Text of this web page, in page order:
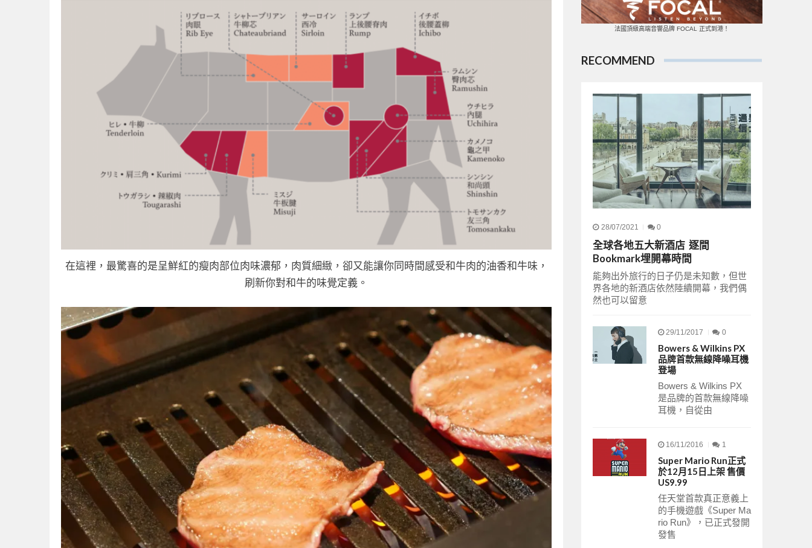
在這裡，最驚喜的是呈鮮紅的瘦肉部位肉味濃郁，肉質細緻，卻又能讓你同時間感受和牛肉的油香和牛味，
刷新你對和牛的味覺定義。
法國頂級高端音響品牌 FOCAL 正式到港！
RECOMMEND
28/07/2021 0
全球各地五大新酒店 逐間
Bookmark埋開幕時間
能夠出外旅行的日子仍是未知數，但世
界各地的新酒店依然陸續開幕，我們偶
然也可以留意
29/11/2017 0
Bowers & Wilkins PX
品牌首款無線降噪耳機
登場
Bowers & Wilkins PX
是品牌的首款無線降噪
耳機，自從由
16/11/2016 1
Super Mario Run正式
於12月15日上架 售價
US9.99
任天堂首款真正意義上
的手機遊戲《Super Ma
rio Run》，已正式發開
發售